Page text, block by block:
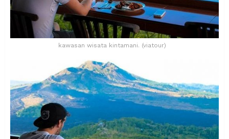
kawasan wisata kintamani. (viatour)